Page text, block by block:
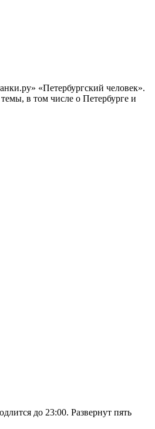
«Петербургский человек».
в том числе о Петербурге и
до 23:00. Развернут пять